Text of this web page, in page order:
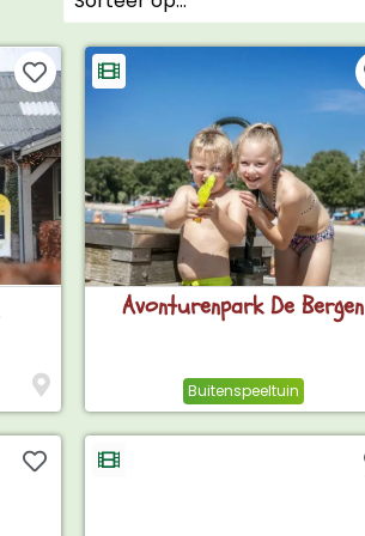
Avonturenpark De Bergen
Buitenspeeltuin